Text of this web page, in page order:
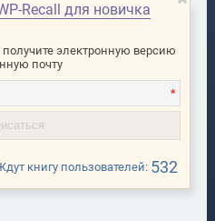
Recall для новичка
получите электронную версию
почту
*
книгу пользователей: 532